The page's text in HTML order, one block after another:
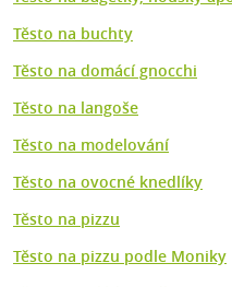
Těsto na buchty
Těsto na domácí gnocchi
Těsto na langoše
Těsto na modelování
Těsto na ovocné knedlíky
Těsto na pizzu
Těsto na pizzu podle Moniky